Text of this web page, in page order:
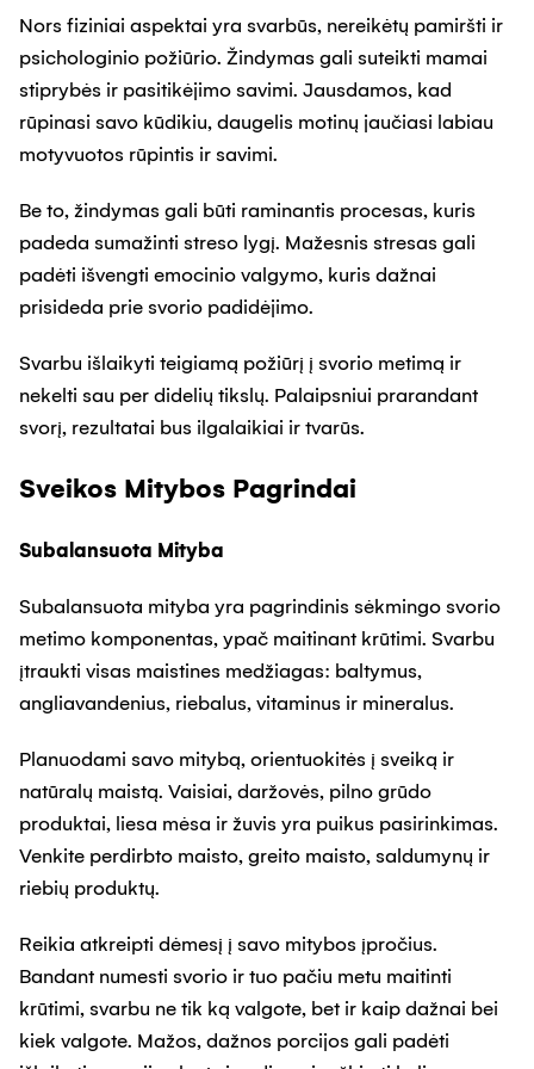
Nors fiziniai aspektai yra svarbūs, nereikėtų pamiršti ir
psichologinio požiūrio. Žindymas gali suteikti mamai
stiprybės ir pasitikėjimo savimi. Jausdamos, kad
rūpinasi savo kūdikiu, daugelis motinų jaučiasi labiau
motyvuotos rūpintis ir savimi.
Be to, žindymas gali būti raminantis procesas, kuris
padeda sumažinti streso lygį. Mažesnis stresas gali
padėti išvengti emocinio valgymo, kuris dažnai
prisideda prie svorio padidėjimo.
Svarbu išlaikyti teigiamą požiūrį į svorio metimą ir
nekelti sau per didelių tikslų. Palaipsniui prarandant
svorį, rezultatai bus ilgalaikiai ir tvarūs.
Sveikos Mitybos Pagrindai
Subalansuota Mityba
Subalansuota mityba yra pagrindinis sėkmingo svorio
metimo komponentas, ypač maitinant krūtimi. Svarbu
įtraukti visas maistines medžiagas: baltymus,
angliavandenius, riebalus, vitaminus ir mineralus.
Planuodami savo mitybą, orientuokitės į sveiką ir
natūralų maistą. Vaisiai, daržovės, pilno grūdo
produktai, liesa mėsa ir žuvis yra puikus pasirinkimas.
Venkite perdirbto maisto, greito maisto, saldumynų ir
riebių produktų.
Reikia atkreipti dėmesį į savo mitybos įpročius.
Bandant numesti svorio ir tuo pačiu metu maitinti
krūtimi, svarbu ne tik ką valgote, bet ir kaip dažnai bei
kiek valgote. Mažos, dažnos porcijos gali padėti